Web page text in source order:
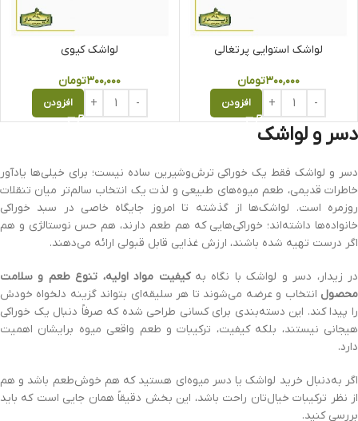
لواشک استوایی پرتغالی
۳۰۰,۰۰۰تومان
افزودن
لواشک کیوی
۳۰۰,۰۰۰تومان
افزودن
دسر و لواشک
دسر و لواشک فقط یک خوراکی ترش‌وشیرین ساده نیست؛ برای خیلی‌ها یادآور
خاطرات قدیمی، طعم میوه‌های طبیعی و لذت یک انتخاب سالم‌تر میان تنقلات
روزمره است. لواشک‌ها از گذشته تا امروز جایگاه خاصی در سبد خوراکی
خانواده‌ها داشته‌اند؛ خوراکی‌هایی که هم طعم دارند، هم حس نوستالژی و هم
اگر درست تهیه شده باشند، ارزش غذایی قابل قبولی ارائه می‌دهند.
در زیدار، دسر و لواشک با نگاه بهکیفیت مواد اولیه، تنوع طعم و سلامت
محصول انتخاب و عرضه می‌شوند تا هر سلیقه‌ای بتواند گزینه دلخواه خودش
را پیدا کند. این دسته‌بندی برای کسانی طراحی شده که صرفاً دنبال یک خوراکی
هیجانی نیستند، بلکه کیفیت، ترکیبات و طعم واقعی میوه برایشان اهمیت
دارد.
اگر به‌دنبال خرید لواشک یا دسر میوه‌ای هستید که هم خوش‌طعم باشد و هم
از نظر ترکیبات خیال‌تان راحت باشد، این بخش دقیقاً همان جایی است که باید
بررسی کنید.